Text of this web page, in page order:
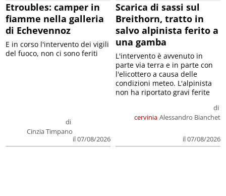
Etroubles: camper in
fiamme nella galleria
di Echevennoz
di
Cinzia Timpano
il 07/08/2026
E in corso l'intervento dei vigili
del fuoco, non ci sono feriti
Scarica di sassi sul
Breithorn, tratto in
salvo alpinista ferito a
una gamba
cervinia
di
Alessandro Bianchet
il 07/08/2026
L'intervento è avvenuto in
parte via terra e in parte con
l'elicottero a causa delle
condizioni meteo. L'alpinista
non ha riportato gravi ferite